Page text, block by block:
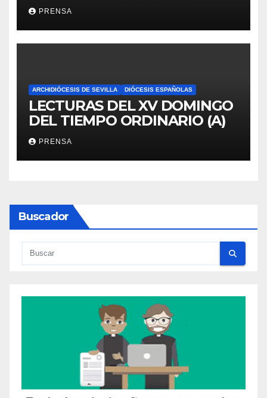
PRENSA
ARCHIDIÓCESIS DE SEVILLA DIÓCESIS ESPAÑOLAS
LECTURAS DEL XV DOMINGO
DEL TIEMPO ORDINARIO (A)
PRENSA
Buscador